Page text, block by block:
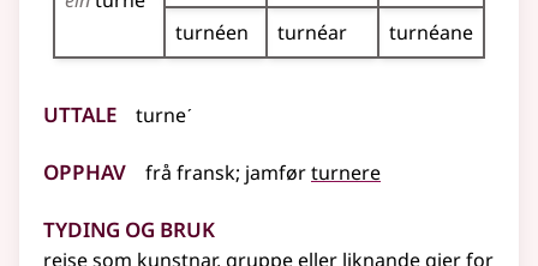
turnéen
turnéar turnéane
Uttale turneˊ
Opphav frå fransk; jamførturnere
Tyding og bruk
reise som kunstnar, gruppeeller liknande gjer for